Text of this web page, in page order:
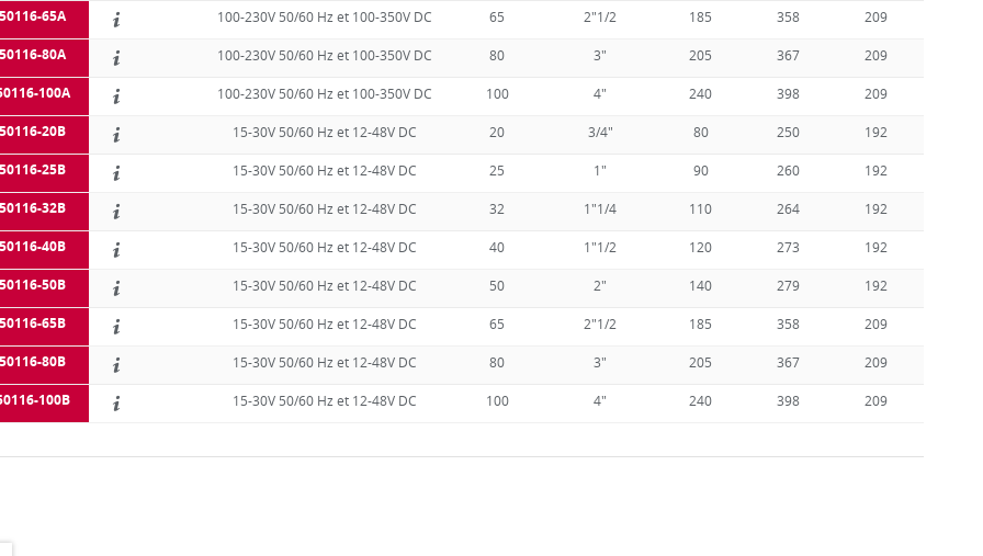
65A 100-230V 50/60 Hz et 100-350V DC 65 2"1/2 185 358 209
80A 100-230V 50/60 Hz et 100-350V DC 80 3" 205 367 209
100A 100-230V 50/60 Hz et 100-350V DC 100 4" 240 398 209
20B 15-30V 50/60 Hz et 12-48V DC 20 3/4" 80 250 192
25B 15-30V 50/60 Hz et 12-48V DC 25 1" 90 260 192
32B 15-30V 50/60 Hz et 12-48V DC 32 1"1/4 110 264 192
40B 15-30V 50/60 Hz et 12-48V DC 40 1"1/2 120 273 192
50B 15-30V 50/60 Hz et 12-48V DC 50 2" 140 279 192
65B 15-30V 50/60 Hz et 12-48V DC 65 2"1/2 185 358 209
80B 15-30V 50/60 Hz et 12-48V DC 80 3" 205 367 209
100B 15-30V 50/60 Hz et 12-48V DC 100 4" 240 398 209